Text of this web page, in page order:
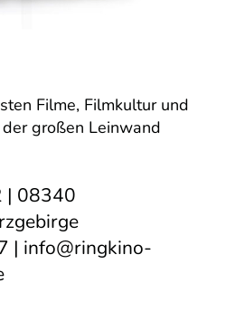
Filme, Filmkultur und
großen Leinwand
| 08340
| info@ringkino-